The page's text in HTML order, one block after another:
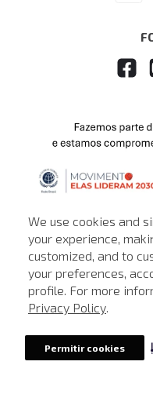
We use cookies and
your experience,
customized, and to
your preferences,
profile. For more
Privacy Policy.
Permitir cookies
© © Copyright 2000-2026 -
John John reserva-se no
Em caso de
Horário de Atendimentodas